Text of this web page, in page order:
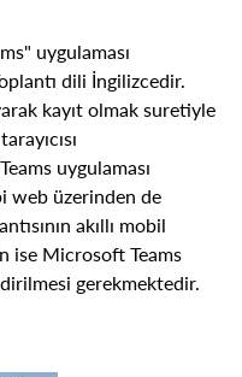
uygulaması
dili İngilizcedir.
kayıt olmak suretiyle
uygulaması
web üzerinden de
akıllı mobil
ise Microsoft Teams
gerekmektedir.